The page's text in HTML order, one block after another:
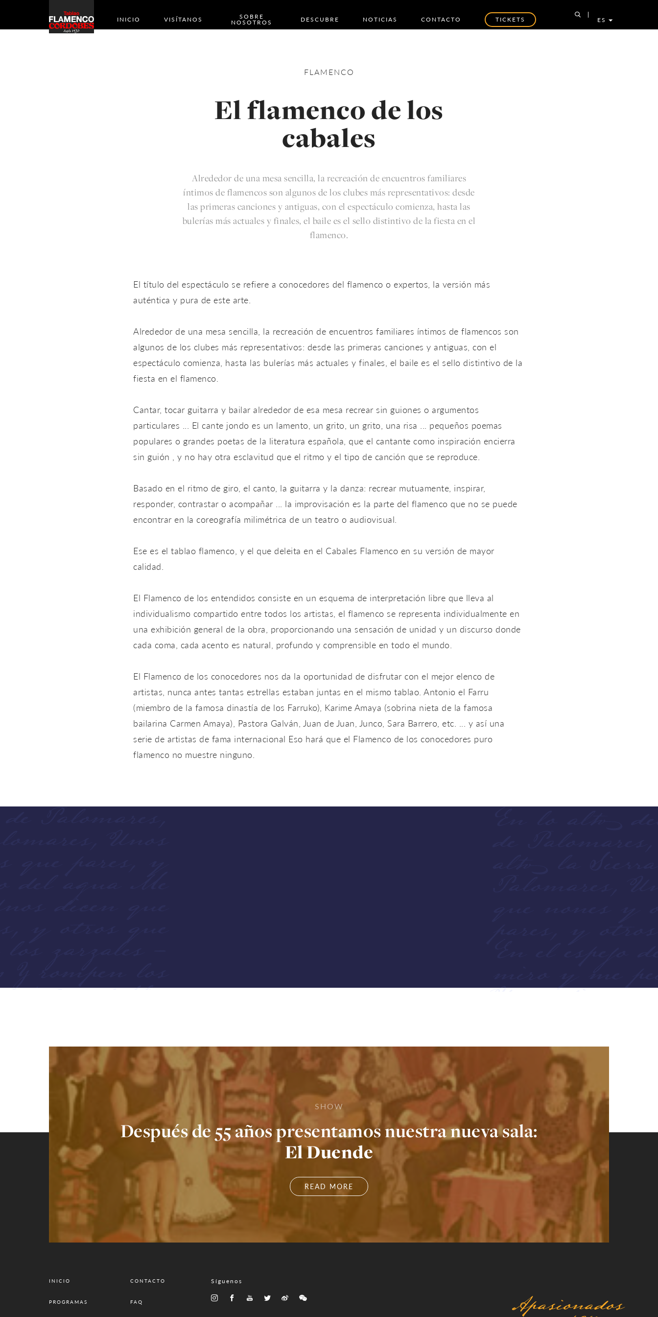
INICIO VISÍTANOS SOBRE
NOSOTROS DESCUBRE NOTICIAS CONTACTO TICKETS ES
FLAMENCO
El flamenco de los
cabales
Alrededor de una mesa sencilla, la recreación de encuentros familiares
íntimos de flamencos son algunos de los clubes más representativos: desde
las primeras canciones y antiguas, con el espectáculo comienza, hasta las
bulerías más actuales y finales, el baile es el sello distintivo de la fiesta en el
flamenco.
El título del espectáculo se refiere a conocedores del flamenco o expertos, la versión más
auténtica y pura de este arte.
Alrededor de una mesa sencilla, la recreación de encuentros familiares íntimos de flamencos son
algunos de los clubes más representativos: desde las primeras canciones y antiguas, con el
espectáculo comienza, hasta las bulerías más actuales y finales, el baile es el sello distintivo de la
fiesta en el flamenco.
Cantar, tocar guitarra y bailar alrededor de esa mesa recrear sin guiones o argumentos
particulares ... El cante jondo es un lamento, un grito, un grito, una risa ... pequeños poemas
populares o grandes poetas de la literatura española, que el cantante como inspiración encierra
sin guión , y no hay otra esclavitud que el ritmo y el tipo de canción que se reproduce.
Basado en el ritmo de giro, el canto, la guitarra y la danza: recrear mutuamente, inspirar,
responder, contrastar o acompañar ... la improvisación es la parte del flamenco que no se puede
encontrar en la coreografía milimétrica de un teatro o audiovisual.
Ese es el tablao flamenco, y el que deleita en el Cabales Flamenco en su versión de mayor
calidad.
El Flamenco de los entendidos consiste en un esquema de interpretación libre que lleva al
individualismo compartido entre todos los artistas, el flamenco se representa individualmente en
una exhibición general de la obra, proporcionando una sensación de unidad y un discurso donde
cada coma, cada acento es natural, profundo y comprensible en todo el mundo.
El Flamenco de los conocedores nos da la oportunidad de disfrutar con el mejor elenco de
artistas, nunca antes tantas estrellas estaban juntas en el mismo tablao. Antonio el Farru
(miembro de la famosa dinastía de los Farruko), Karime Amaya (sobrina nieta de la famosa
bailarina Carmen Amaya), Pastora Galván, Juan de Juan, Junco, Sara Barrero, etc. ... y así una
serie de artistas de fama internacional Eso hará que el Flamenco de los conocedores puro
flamenco no muestre ninguno.
SHOW
Después de 55 años presentamos nuestra nueva sala:
El Duende
READ MORE
INICIO
PROGRAMAS
CONTACTO
FAQ
Síguenos
Apasionados